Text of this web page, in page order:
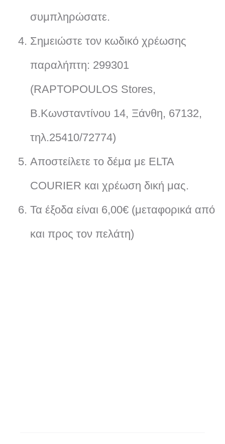
συμπληρώσατε.
Σημειώστε τον κωδικό χρέωσης
παραλήπτη: 299301
(RAPTOPOULOS Stores,
Β.Κωνσταντίνου 14, Ξάνθη, 67132,
τηλ.25410/72774)
Αποστείλετε το δέμα με ELTA
COURIER και χρέωση δική μας.
Τα έξοδα είναι 6,00€ (μεταφορικά από
και προς τον πελάτη)